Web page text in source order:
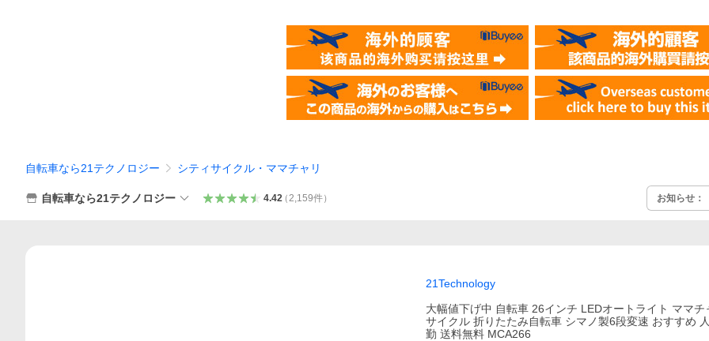
自転車なら21テクノロジー シティサイクル・ママチャリ
自転車なら21テクノロジー 4.42（2,159件） お知らせ：
21Technology
大幅値下げ中 自転車 26インチ LEDオートライト ママチ
サイクル 折りたたみ自転車 シマノ製6段変速 おすすめ
勤 送料無料 MCA266